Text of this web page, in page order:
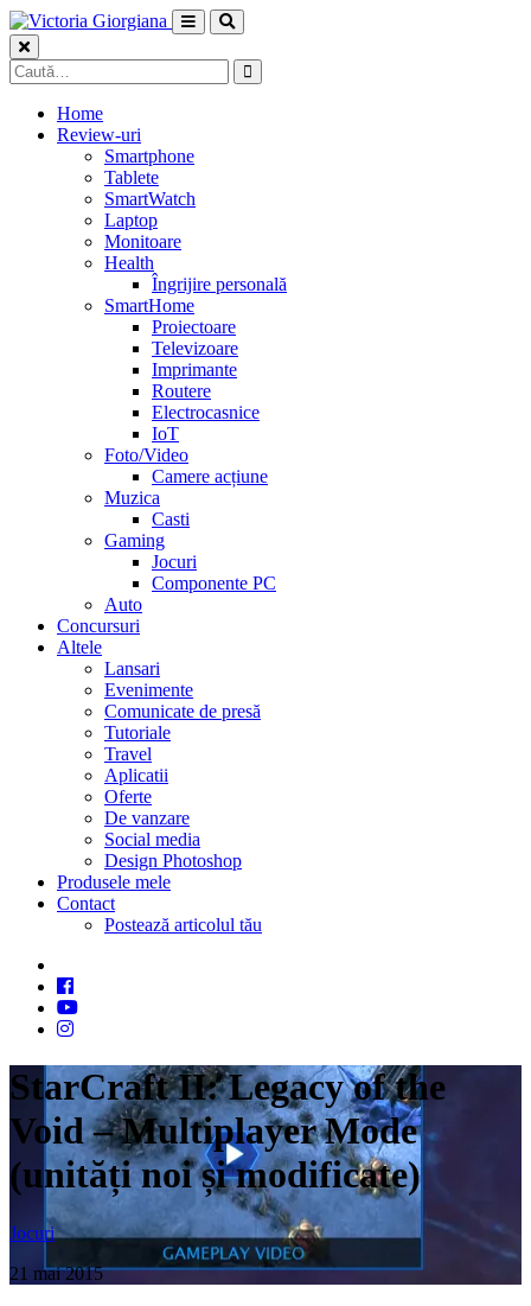
Skip
to
content
Caută
după:
Home
Review-uri
Smartphone
Tablete
SmartWatch
Laptop
Monitoare
Health
Îngrijire personală
SmartHome
Proiectoare
Televizoare
Imprimante
Routere
Electrocasnice
IoT
Foto/Video
Camere acțiune
Muzica
Casti
Gaming
Jocuri
Componente PC
Auto
Concursuri
Altele
Lansari
Evenimente
Comunicate de presă
Tutoriale
Travel
Aplicatii
Oferte
De vanzare
Social media
Design Photoshop
Produsele mele
Contact
Postează articolul tău
StarCraft II: Legacy of the
Void – Multiplayer Mode
(unități noi și modificate)
Jocuri
21 mai 2015